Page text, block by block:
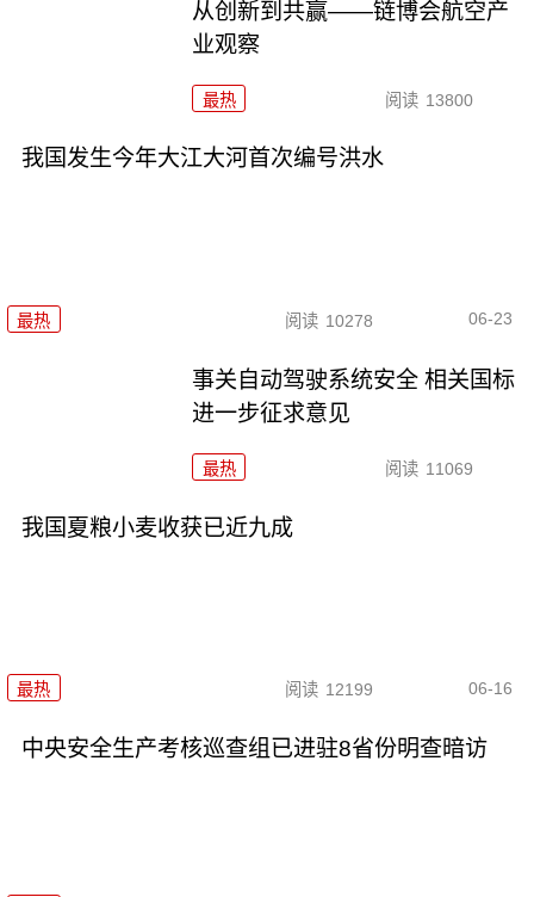
从创新到共赢——链博会航空产
业观察
最热 阅读 13800
我国发生今年大江大河首次编号洪水
最热 阅读 10278 06-23
事关自动驾驶系统安全 相关国标
进一步征求意见
最热 阅读 11069
我国夏粮小麦收获已近九成
最热 阅读 12199 06-16
中央安全生产考核巡查组已进驻8省份明查暗访